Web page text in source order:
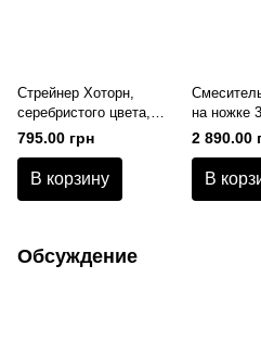
Стрейнер Хоторн,
серебристого цвета,
20.5 см, Calabrese,
Urban Bar
795.00 грн
В корзину
на ножке
мл,
2 890.00
В
Обсуждение